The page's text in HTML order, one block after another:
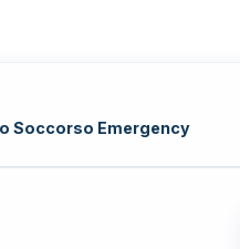
Soccorso Emergency